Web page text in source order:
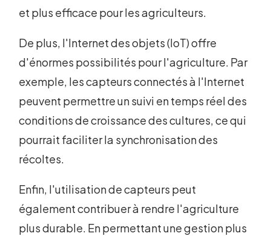
et plus efficace pour les agriculteurs.
De plus, l'Internet des objets (IoT) offre
d'énormes possibilités pour l'agriculture. Par
exemple, les capteurs connectés à l'Internet
peuvent permettre un suivi en temps réel des
conditions de croissance des cultures, ce qui
pourrait faciliter la synchronisation des
récoltes.
Enfin, l'utilisation de capteurs peut
également contribuer à rendre l'agriculture
plus durable. En permettant une gestion plus